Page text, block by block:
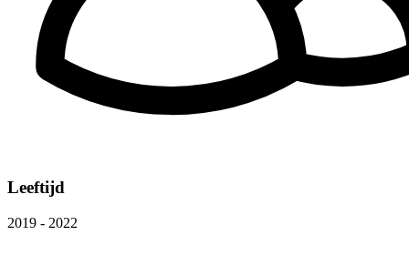
Leeftijd
2019 - 2022